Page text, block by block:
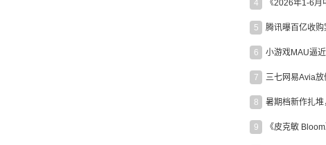
4 《2026年1-6
5
6 小游戏MAU逼
7
8
9